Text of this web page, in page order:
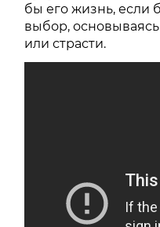
бы его жизнь,
выбор,
или страсти.